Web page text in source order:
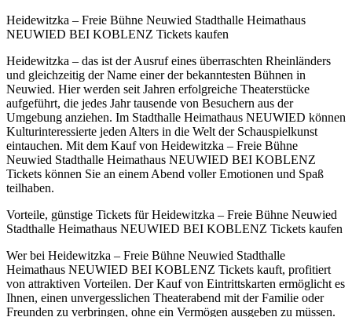
Heidewitzka – Freie Bühne Neuwied Stadthalle Heimathaus
NEUWIED BEI KOBLENZ Tickets kaufen
Heidewitzka – das ist der Ausruf eines überraschten Rheinländers
und gleichzeitig der Name einer der bekanntesten Bühnen in
Neuwied. Hier werden seit Jahren erfolgreiche Theaterstücke
aufgeführt, die jedes Jahr tausende von Besuchern aus der
Umgebung anziehen. Im Stadthalle Heimathaus NEUWIED können
Kulturinteressierte jeden Alters in die Welt der Schauspielkunst
eintauchen. Mit dem Kauf von Heidewitzka – Freie Bühne
Neuwied Stadthalle Heimathaus NEUWIED BEI KOBLENZ
Tickets können Sie an einem Abend voller Emotionen und Spaß
teilhaben.
Vorteile, günstige Tickets für Heidewitzka – Freie Bühne Neuwied
Stadthalle Heimathaus NEUWIED BEI KOBLENZ Tickets kaufen
Wer bei Heidewitzka – Freie Bühne Neuwied Stadthalle
Heimathaus NEUWIED BEI KOBLENZ Tickets kauft, profitiert
von attraktiven Vorteilen. Der Kauf von Eintrittskarten ermöglicht es
Ihnen, einen unvergesslichen Theaterabend mit der Familie oder
Freunden zu verbringen, ohne ein Vermögen ausgeben zu müssen.